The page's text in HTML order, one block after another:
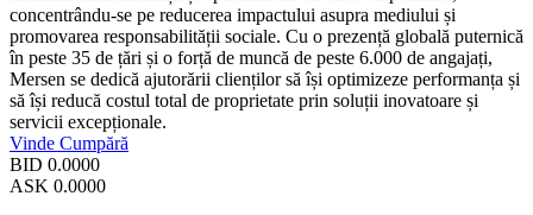
concentrându-se pe reducerea impactului asupra mediului și
promovarea responsabilității sociale. Cu o prezență globală puternică
în peste 35 de țări și o forță de muncă de peste 6.000 de angajați,
Mersen se dedică ajutorării clienților să își optimizeze performanța și
să își reducă costul total de proprietate prin soluții inovatoare și
servicii excepționale.
Vinde Cumpără
BID 0.0000
ASK 0.0000